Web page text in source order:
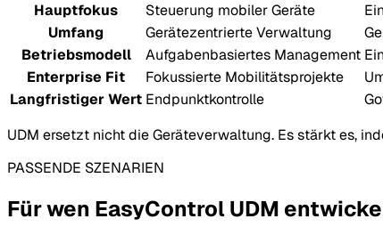
Hauptfokus
Steuerung mobiler Geräte
Umfang
Gerätezentrierte Verwaltung
Betriebsmodell
Aufgabenbasiertes Management
Enterprise Fit
Fokussierte Mobilitätsprojekte
Langfristiger Wert Endpunktkontrolle
UDM ersetzt nicht die Geräteverwaltung. Es stärkt es,
PASSENDE SZENARIEN
Für wen EasyControl UDM